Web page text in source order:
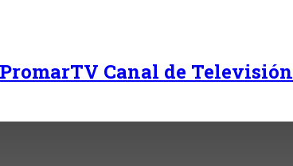
Canal de Televisión